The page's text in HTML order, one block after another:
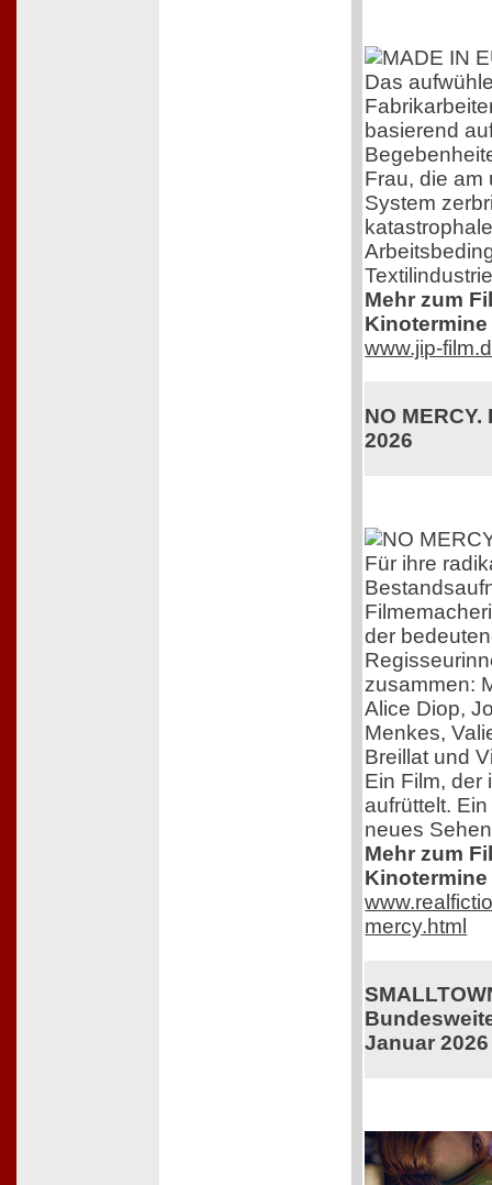
Das
basierend
Frau, die am
System
Mehr zum
www.jip-
NO
2026
Für ihre
der
zusammen:
Alice Diop,
Menkes,
Breillat und
Ein Film, der
aufrüttelt.
neues
Mehr zum
mercy.html
Januar 2026